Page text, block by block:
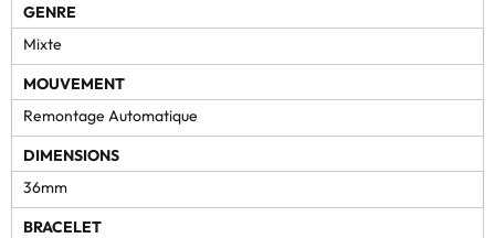
GENRE
Mixte
MOUVEMENT
Remontage Automatique
DIMENSIONS
36mm
BRACELET